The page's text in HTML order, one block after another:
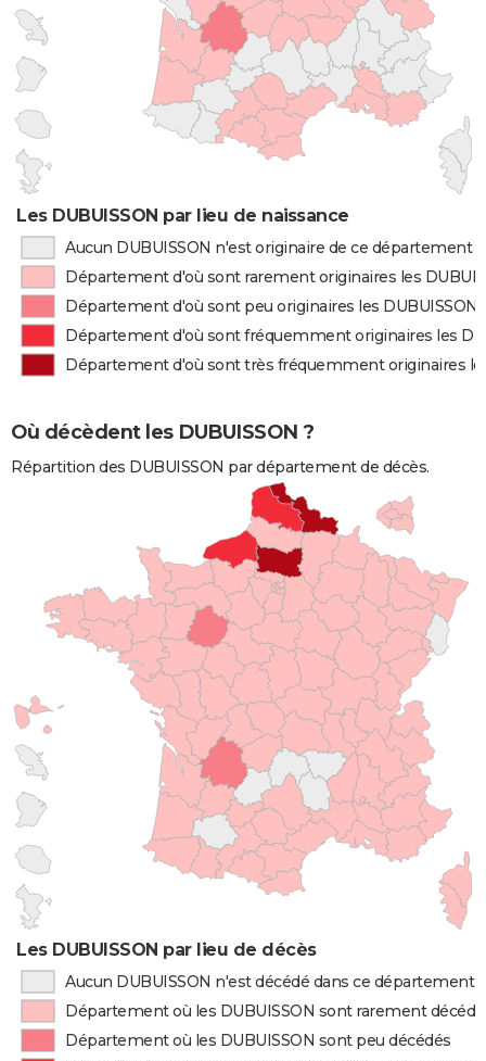
Les DUBUISSON par lieu de naissance
Aucun DUBUISSON n'est originaire de ce département
Département d'où sont rarement originaires les
Département d'où sont peu originaires les DUBUISSON
Département d'où sont fréquemment originaires les
Département d'où sont très fréquemment originaires
Où décèdent les DUBUISSON ?
Répartition des DUBUISSON par département de décès.
Les DUBUISSON par lieu de décès
Aucun DUBUISSON n'est décédé dans ce département
Département où les DUBUISSON sont rarement
Département où les DUBUISSON sont peu décédés